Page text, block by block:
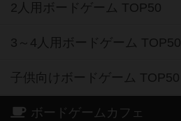
2人用ボードゲーム TOP50
3～4人用ボードゲーム TOP50
子供向けボードゲーム TOP50
ボードゲームカフェ